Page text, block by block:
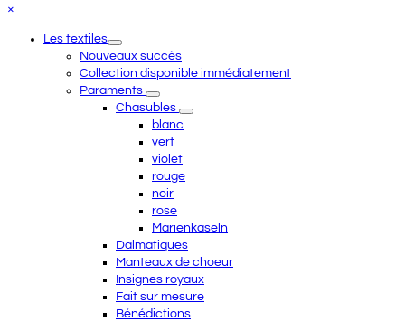
×
menuLes textiles
Nouveaux succès
Collection disponible immédiatement
Paraments
Chasubles
blanc
vert
violet
rouge
noir
rose
Marienkaseln
Dalmatiques
Manteaux de choeur
Insignes royaux
Fait sur mesure
Bénédictions